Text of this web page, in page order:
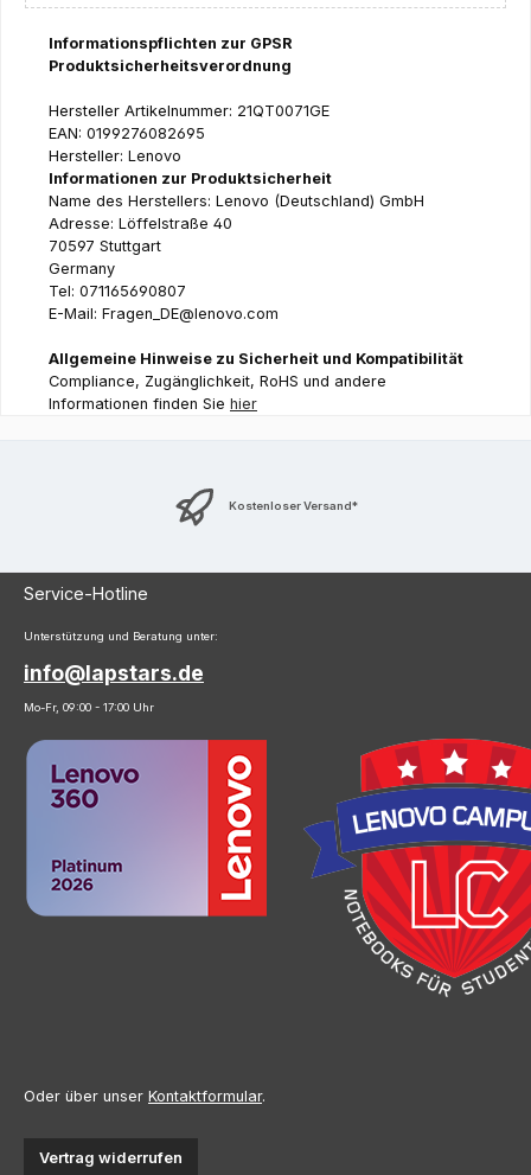
Informationspflichten zur GPSR
Produktsicherheitsverordnung
Hersteller Artikelnummer: 21QT0071GE
EAN: 0199276082695
Hersteller: Lenovo
Informationen zur Produktsicherheit
Name des Herstellers: Lenovo (Deutschland) GmbH
Adresse: Löffelstraße 40
70597 Stuttgart
Germany
Tel: 071165690807
E-Mail: Fragen_DE@lenovo.com
Allgemeine Hinweise zu Sicherheit und Kompatibilität
Compliance, Zugänglichkeit, RoHS und andere
Informationen finden Sie hier
Kostenloser Versand*
Service-Hotline
Unterstützung und Beratung unter:
info@lapstars.de
Mo-Fr, 09:00 - 17:00 Uhr
Oder über unser Kontaktformular.
Vertrag widerrufen